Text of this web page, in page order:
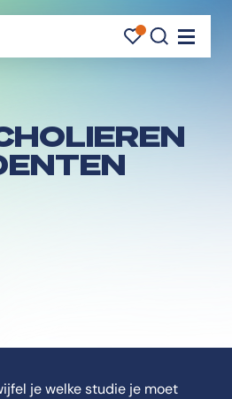
je welke studie je moet